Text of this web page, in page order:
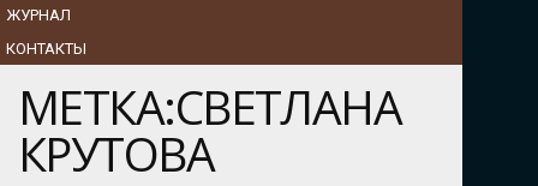
ЖУРНАЛ
КОНТАКТЫ
МЕТКА:СВЕТЛАНА
КРУТОВА